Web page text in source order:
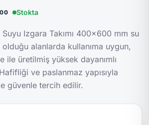
Stokta
Izgara Takımı 400x600 mm su
alanlarda kullanıma uygun,
ile üretilmiş yüksek dayanımlı
ve paslanmaz yapısıyla
güvenle tercih edilir.